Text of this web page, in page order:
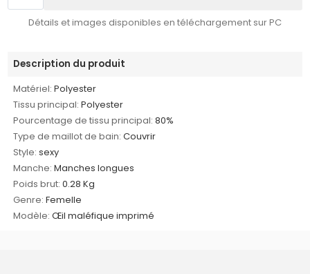
Détails et images disponibles en téléchargement sur PC
Description du produit
Matériel: Polyester
Tissu principal: Polyester
Pourcentage de tissu principal: 80%
Type de maillot de bain: Couvrir
Style: sexy
Manche: Manches longues
Poids brut: 0.28 Kg
Genre: Femelle
Modèle: Œil maléfique imprimé